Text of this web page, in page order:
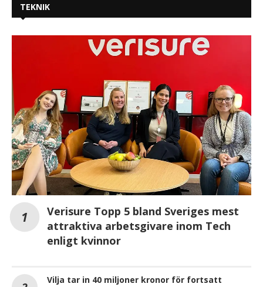
TEKNIK
Verisure Topp 5 bland Sveriges mest
attraktiva arbetsgivare inom Tech
enligt kvinnor
Vilja tar in 40 miljoner kronor för fortsatt